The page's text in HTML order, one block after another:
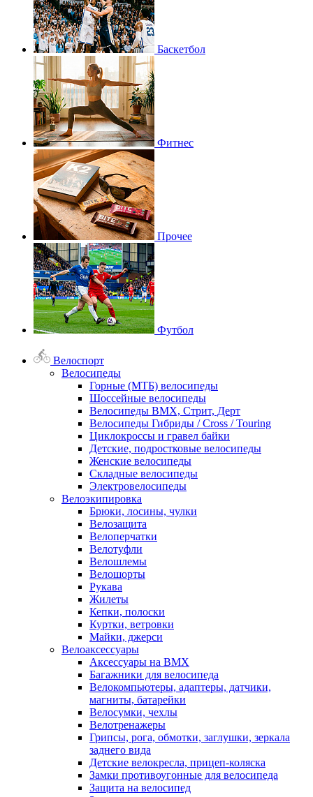
Баскетбол
Фитнес
Прочее
Футбол
Велоспорт
Велосипеды
Горные (МТБ) велосипеды
Шоссейные велосипеды
Велосипеды BMX, Стрит, Дерт
Велосипеды Гибриды / Cross / Touring
Циклокроссы и гравел байки
Детские, подростковые велосипеды
Женские велосипеды
Складные велосипеды
Электровелосипеды
Велоэкипировка
Брюки, лосины, чулки
Велозащита
Велоперчатки
Велотуфли
Велошлемы
Велошорты
Рукава
Жилеты
Кепки, полоски
Куртки, ветровки
Майки, джерси
Велоаксессуары
Аксессуары на BMX
Багажники для велосипеда
Велокомпьютеры, адаптеры, датчики,
магниты, батарейки
Велосумки, чехлы
Велотренажеры
Грипсы, рога, обмотки, заглушки, зеркала
заднего вида
Детские велокресла, прицеп-коляска
Замки противоугонные для велосипеда
Защита на велосипед